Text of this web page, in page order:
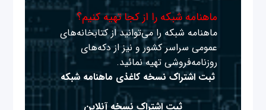
ماهنامه شبکه را از کجا تهیه کنیم؟
ماهنامه شبکه را می‌توانید از کتابخانه‌های
عمومی سراسر کشور و نیز از دکه‌های
روزنامه‌فروشی تهیه نمائید.
ثبت اشتراک نسخه کاغذی ماهنامه شبکه
ثبت اشتراک نسخه آنلاین